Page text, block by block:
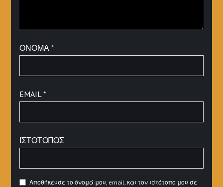
ΌΝΟΜΑ *
EMAIL *
ΙΣΤΌΤΟΠΟΣ
Αποθήκευσε το όνομά μου, email, και τον ιστότοπο μου σε